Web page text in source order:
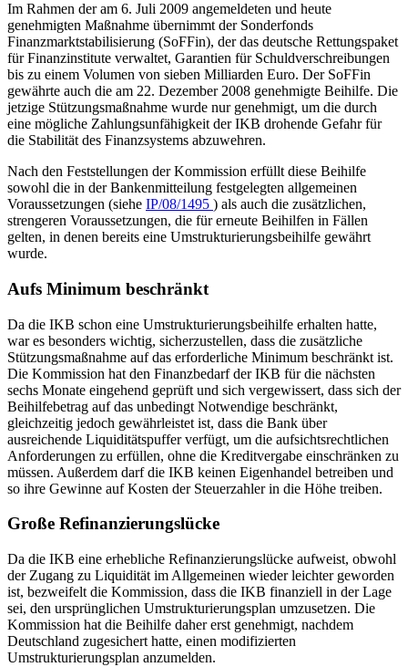
Im Rahmen der am 6. Juli 2009 angemeldeten und heute
genehmigten Maßnahme übernimmt der Sonderfonds
Finanzmarktstabilisierung (SoFFin), der das deutsche Rettungspaket
für Finanzinstitute verwaltet, Garantien für Schuldverschreibungen
bis zu einem Volumen von sieben Milliarden Euro. Der SoFFin
gewährte auch die am 22. Dezember 2008 genehmigte Beihilfe. Die
jetzige Stützungs­maßnahme wurde nur genehmigt, um die durch
eine mögliche Zahlungsunfähigkeit der IKB drohende Gefahr für
die Stabilität des Finanzsystems abzuwehren.
Nach den Feststellungen der Kommission erfüllt diese Beihilfe
sowohl die in der Bankenmitteilung festgelegten allgemeinen
Voraussetzungen (siehe IP/08/1495 ) als auch die zusätzlichen,
strengeren Voraussetzungen, die für erneute Beihilfen in Fällen
gelten, in denen bereits eine Umstrukturierungsbeihilfe gewährt
wurde.
Aufs Minimum beschränkt
Da die IKB schon eine Umstrukturierungsbeihilfe erhalten hatte,
war es besonders wichtig, sicherzustellen, dass die zusätzliche
Stützungsmaßnahme auf das erforderliche Minimum beschränkt ist.
Die Kommission hat den Finanzbedarf der IKB für die nächsten
sechs Monate eingehend geprüft und sich vergewissert, dass sich der
Beihilfebetrag auf das unbedingt Notwendige beschränkt,
gleichzeitig jedoch gewährleistet ist, dass die Bank über
ausreichende Liquiditätspuffer verfügt, um die aufsichtsrechtlichen
Anforderungen zu erfüllen, ohne die Kreditvergabe einschränken zu
müssen. Außerdem darf die IKB keinen Eigenhandel betreiben und
so ihre Gewinne auf Kosten der Steuerzahler in die Höhe treiben.
Große Refinanzierungslücke
Da die IKB eine erhebliche Refinanzierungslücke aufweist, obwohl
der Zugang zu Liquidität im Allgemeinen wieder leichter geworden
ist, bezweifelt die Kommission, dass die IKB finanziell in der Lage
sei, den ursprünglichen Umstrukturierungsplan umzusetzen. Die
Kommission hat die Beihilfe daher erst genehmigt, nachdem
Deutschland zugesichert hatte, einen modifizierten
Umstrukturierungsplan anzumelden.